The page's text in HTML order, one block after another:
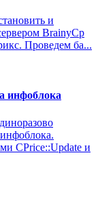
и
BrainyCp
Проведем ба...
инфоблока
CPrice::Update и